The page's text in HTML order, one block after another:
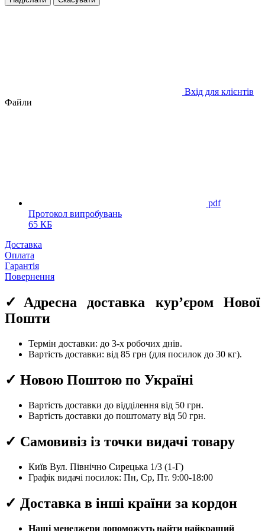
Вхід для клієнтів
Файли
pdf
Протокол випробувань
65 КБ
Доставка
Оплата
Гарантія
Повернення
✓Адресна доставка кур’єром Нової
Пошти
Термін доставки: до 3-х робочих днів.
Вартість доставки: від 85 грн (для посилок до 30 кг).
✓ Новою Поштою по Україні
Вартість доставки до відділення від 50 грн.
Вартість доставки до поштомату від 50 грн.
✓ Самовивіз із точки видачі товару
Київ Вул. Північно Сирецька 1/3 (1-Г)
Графік видачі посилок: Пн, Ср, Пт. 9:00-18:00
✓ Доставка в інші країни за кордон
Наші менеджери допоможуть найти найкращий